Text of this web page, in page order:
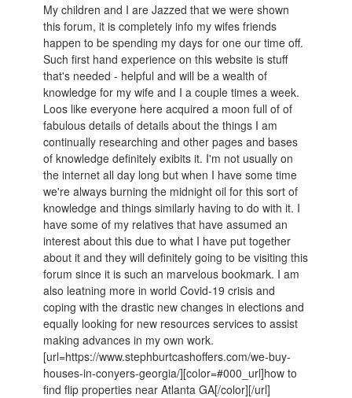
My children and I are Jazzed that we were shown
this forum, it is completely info my wifes friends
happen to be spending my days for one our time off.
Such first hand experience on this website is stuff
that's needed - helpful and will be a wealth of
knowledge for my wife and I a couple times a week.
Loos like everyone here acquired a moon full of of
fabulous details of details about the things I am
continually researching and other pages and bases
of knowledge definitely exibits it. I'm not usually on
the internet all day long but when I have some time
we're always burning the midnight oil for this sort of
knowledge and things similarly having to do with it. I
have some of my relatives that have assumed an
interest about this due to what I have put together
about it and they will definitely going to be visiting this
forum since it is such an marvelous bookmark. I am
also leatning more in world Covid-19 crisis and
coping with the drastic new changes in elections and
equally looking for new resources services to assist
making advances in my own work.
[url=https://www.stephburtcashoffers.com/we-buy-
houses-in-conyers-georgia/][color=#000_url]how to
find flip properties near Atlanta GA[/color][/url]